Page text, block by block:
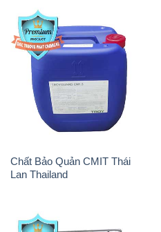
Chất Bảo Quản CMIT Thái
Lan Thailand